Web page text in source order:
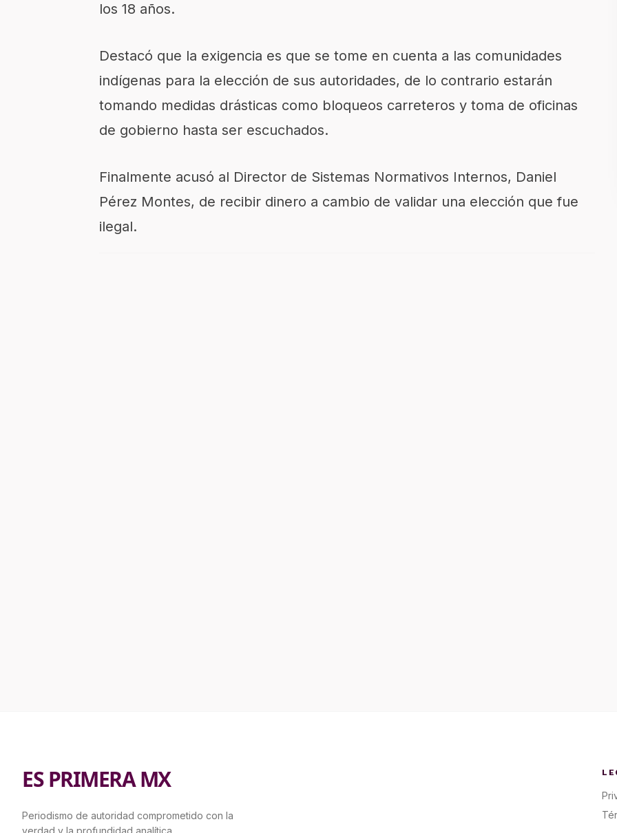
los 18 años.
Destacó que la exigencia es que se tome en cuenta a las comunidades
indígenas para la elección de sus autoridades, de lo contrario estarán
tomando medidas drásticas como bloqueos carreteros y toma de oficinas
de gobierno hasta ser escuchados.
Finalmente acusó al Director de Sistemas Normativos Internos, Daniel
Pérez Montes, de recibir dinero a cambio de validar una elección que fue
ilegal.
ES PRIMERA MX
Periodismo de autoridad comprometido con la
verdad y la profundidad analítica.